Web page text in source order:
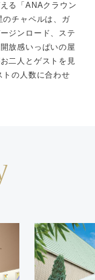
る「ANAクラウン
のチャペルは、ガ
ジンロード、ステ
放感いっぱいの屋
二人とゲストを見
の人数に合わせ